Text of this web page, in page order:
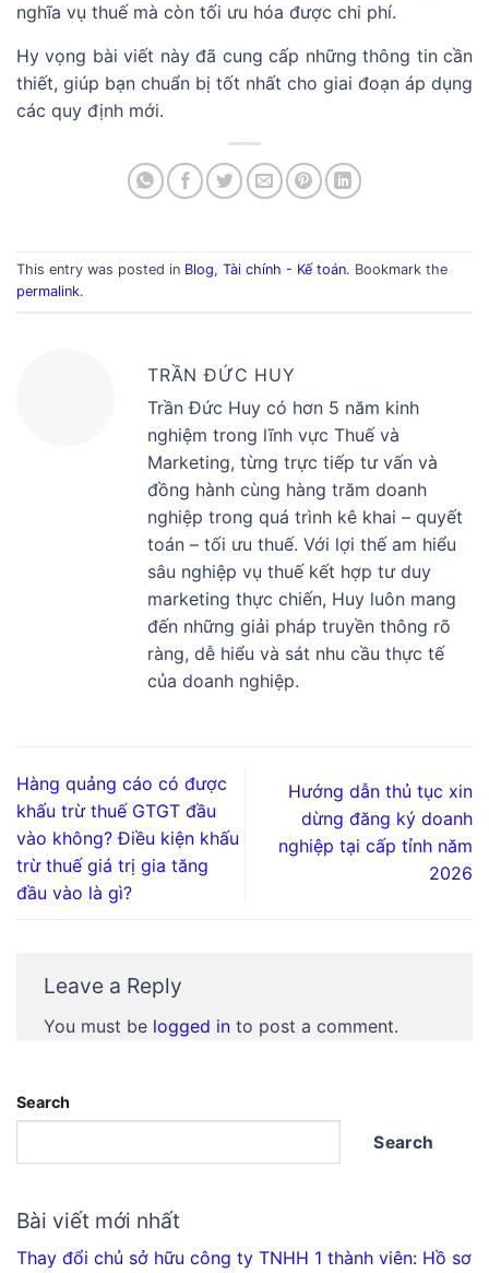
nghĩa vụ thuế mà còn tối ưu hóa được chi phí.
Hy vọng bài viết này đã cung cấp những thông tin cần
thiết, giúp bạn chuẩn bị tốt nhất cho giai đoạn áp dụng
các quy định mới.
This entry was posted in Blog, Tài chính - Kế toán. Bookmark the
permalink.
TRẦN ĐỨC HUY
Trần Đức Huy có hơn 5 năm kinh
nghiệm trong lĩnh vực Thuế và
Marketing, từng trực tiếp tư vấn và
đồng hành cùng hàng trăm doanh
nghiệp trong quá trình kê khai – quyết
toán – tối ưu thuế. Với lợi thế am hiểu
sâu nghiệp vụ thuế kết hợp tư duy
marketing thực chiến, Huy luôn mang
đến những giải pháp truyền thông rõ
ràng, dễ hiểu và sát nhu cầu thực tế
của doanh nghiệp.
Hàng quảng cáo có được
khấu trừ thuế GTGT đầu
vào không? Điều kiện khấu
trừ thuế giá trị gia tăng
đầu vào là gì?
Hướng dẫn thủ tục xin
dừng đăng ký doanh
nghiệp tại cấp tỉnh năm
2026
Leave a Reply
You must be logged in to post a comment.
Search
Search
Bài viết mới nhất
Thay đổi chủ sở hữu công ty TNHH 1 thành viên: Hồ sơ